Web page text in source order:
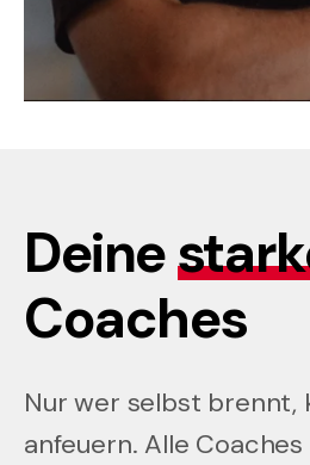
Deine
Coaches
Nur wer selbst brennt,
anfeuern. Alle